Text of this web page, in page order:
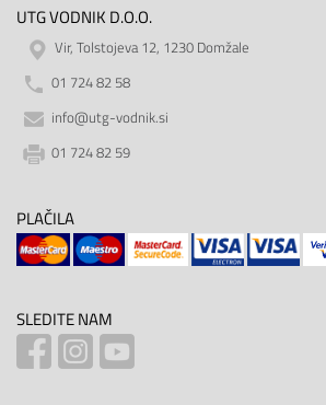
UTG VODNIK D.O.O.
Vir, Tolstojeva 12, 1230 Domžale
01 724 82 58
info@utg-vodnik.si
01 724 82 59
PLAČILA
SLEDITE NAM